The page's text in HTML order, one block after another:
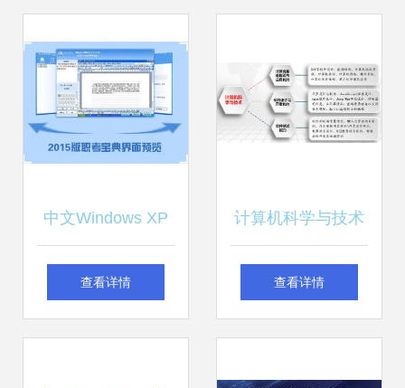
发之路
硬件技术开发中的
中文Windows XP
操作系统在计算机
查看详情
计算机科学与技术
驱动现代世界的软
查看详情